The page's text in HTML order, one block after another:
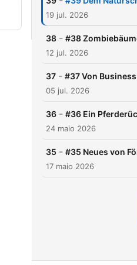
19 jul. 2026
38 - #38
12 jul. 2026
37 - #37 Von
05 jul. 2026
36 - #36 Ein
24 maio 2026
35 - #35 Neues von
17 maio 2026